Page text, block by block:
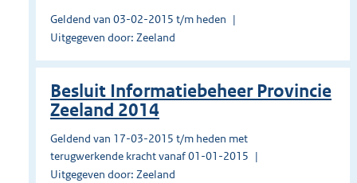
Geldend van 03-02-2015 t/m heden
Uitgegeven door: Zeeland
Besluit Informatiebeheer Provincie
Zeeland 2014
Geldend van 17-03-2015 t/m heden met
terugwerkende kracht vanaf 01-01-2015
Uitgegeven door: Zeeland